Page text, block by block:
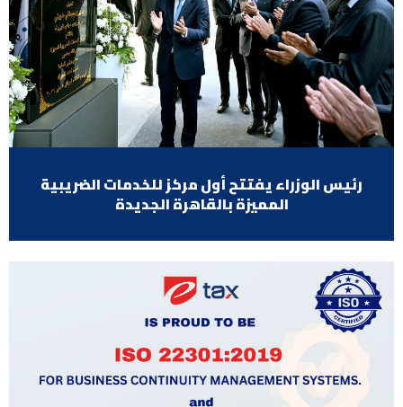
رئيس الوزراء يفتتح أول مركز للخدمات الضريبية
المميزة بالقاهرة الجديدة